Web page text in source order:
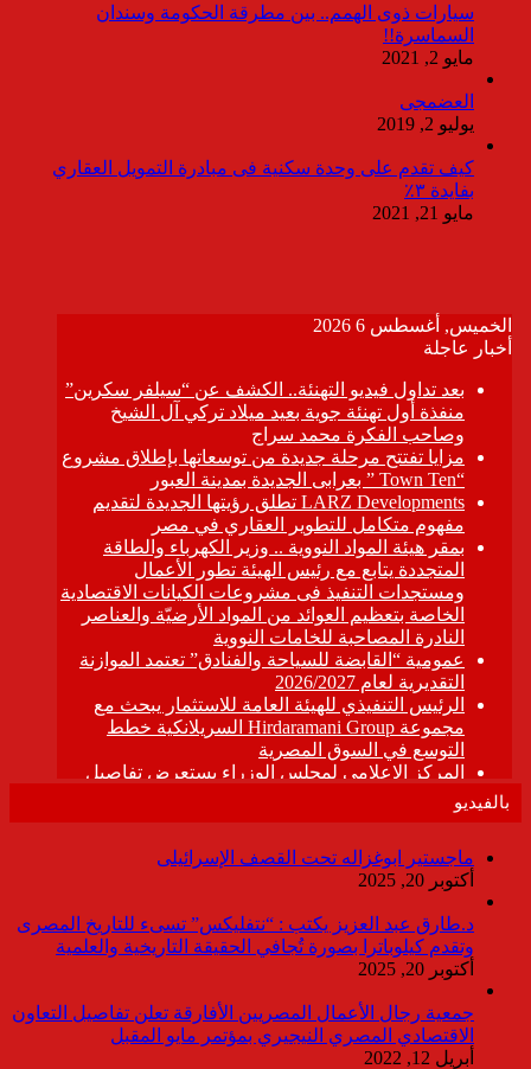
سيارات ذوى الهمم.. بين مطرقة الحكومة وسندان
السماسرة!!
مايو 2, 2021
العضمجى
يوليو 2, 2019
كيف تقدم على وحدة سكنية فى مبادرة التمويل العقاري
بفايدة ٣٪
مايو 21, 2021
بالفيديو
ماجستير ابوغزاله تحت القصف الإسرائيلى
أكتوبر 20, 2025
د.طارق عبد العزيز يكتب : “نتفليكس” تسىء للتاريخ المصرى
وتقدم كيلوباترا بصورة تُجافي الحقيقة التاريخية والعلمية
أكتوبر 20, 2025
جمعية رجال الأعمال المصريين الأفارقة تعلن تفاصيل التعاون
الاقتصادي المصري النيجيري بمؤتمر مايو المقبل
أبريل 12, 2022